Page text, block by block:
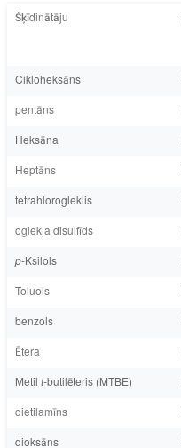
Šķīdinātāju
Cikloheksāns
pentāns
Heksāna
Heptāns
tetrahlorogleklis
oglekļa disulfīds
p-Ksilols
Toluols
benzols
Ētera
Metil t-butilēteris (MTBE)
dietilamīns
dioksāns